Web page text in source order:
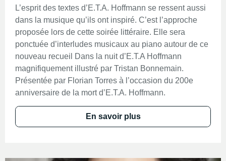
L’esprit des textes d’E.T.A. Hoffmann se ressent aussi
dans la musique qu’ils ont inspiré. C’est l’approche
proposée lors de cette soirée littéraire. Elle sera
ponctuée d’interludes musicaux au piano autour de ce
nouveau recueil Dans la nuit d’E.T.A Hoffmann
magnifiquement illustré par Tristan Bonnemain.
Présentée par Florian Torres à l’occasion du 200e
anniversaire de la mort d’E.T.A. Hoffmann.
En savoir plus